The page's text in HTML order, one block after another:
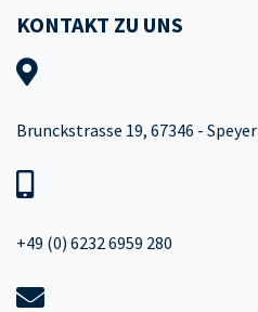
KONTAKT ZU UNS
Brunckstrasse 19, 67346 - Speyer
+49 (0) 6232 6959 280